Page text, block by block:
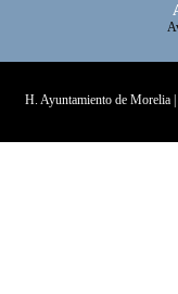
H. Ayuntamiento de Morelia